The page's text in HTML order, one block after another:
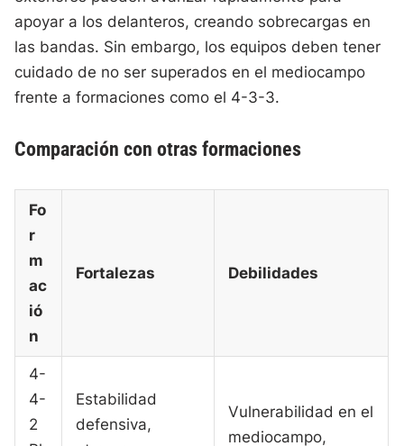
apoyar a los delanteros, creando sobrecargas en
las bandas. Sin embargo, los equipos deben tener
cuidado de no ser superados en el mediocampo
frente a formaciones como el 4-3-3.
Comparación con otras formaciones
Fo
r
m
ac
ió
n
Fortalezas Debilidades
4-
4-
2
Estabilidad
defensiva,
Vulnerabilidad en el
mediocampo,